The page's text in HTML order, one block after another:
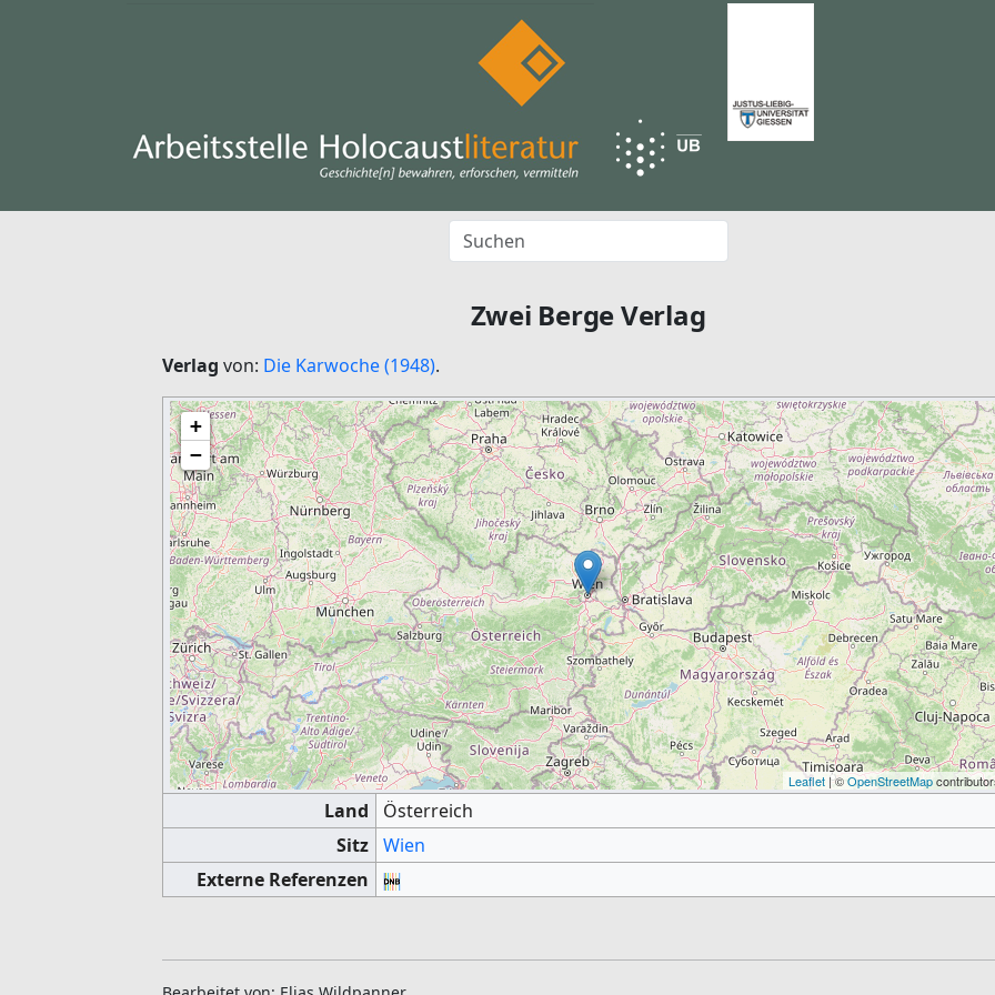
Zwei Berge Verlag
Verlag von: Die Karwoche (1948).
+
−
Leaflet| ©OpenStreetMap
Land
Österreich
Sitz
Wien
Externe Referenzen